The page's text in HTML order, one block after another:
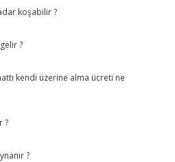
koşabilir ?
?
kendi üzerine alma ücreti ne
?
?